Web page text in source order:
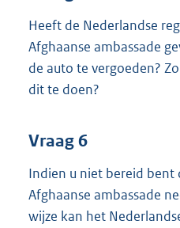
Heeft de Nederlandse
Afghaanse ambassade
de auto te vergoeden?
dit te doen?
Vraag 6
Indien u niet bereid bent
Afghaanse ambassade
wijze kan het